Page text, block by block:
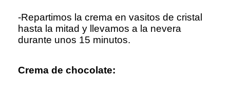
-Repartimos la crema en vasitos de cristal
hasta la mitad y llevamos a la nevera
durante unos 15 minutos.
Crema de chocolate: